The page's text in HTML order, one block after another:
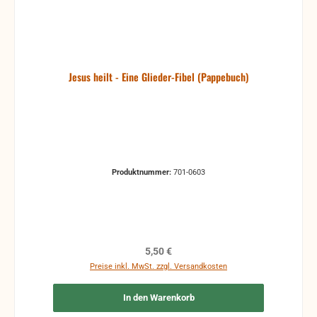
Jesus heilt - Eine Glieder-Fibel (Pappebuch)
Produktnummer: 701-0603
Regulärer Preis:
5,50 €
Preise inkl. MwSt. zzgl. Versandkosten
In den Warenkorb